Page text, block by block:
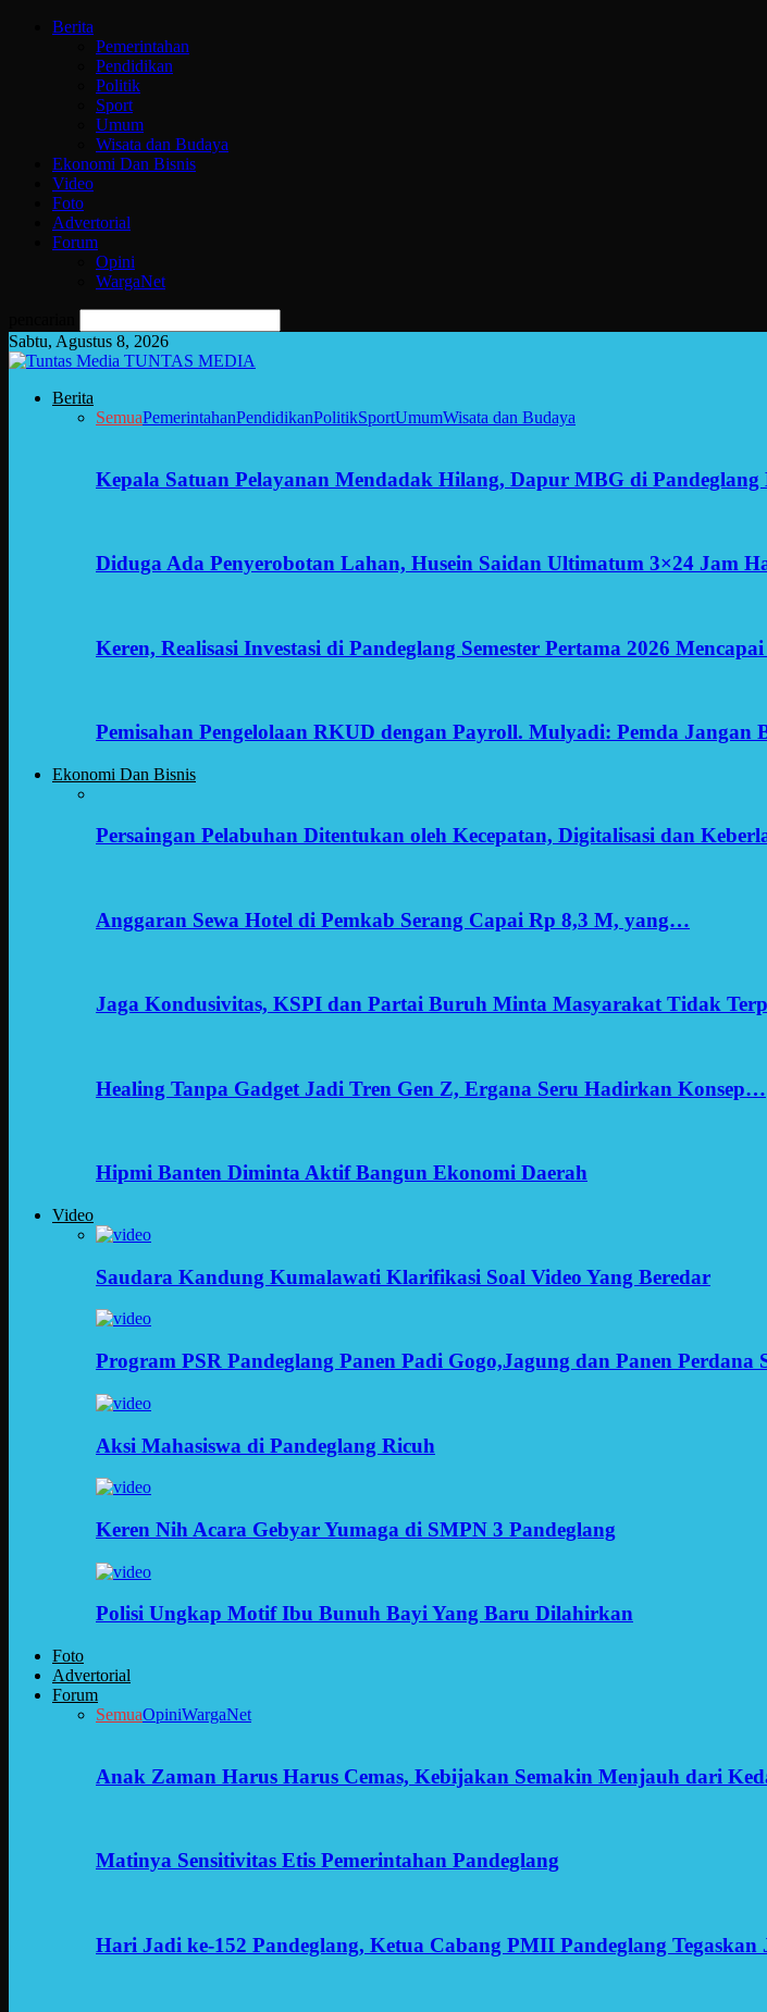
Berita
Pemerintahan
Pendidikan
Politik
Sport
Umum
Wisata dan Budaya
Ekonomi Dan Bisnis
Video
Foto
Advertorial
Forum
Opini
WargaNet
Sabtu, Agustus 8, 2026
TUNTAS MEDIA
Berita
SemuaPemerintahanPendidikanPolitikSportUmumWisata dan Budaya
Kepala Satuan Pelayanan Mendadak Hilang, Dapur MBG di Pandeglang
Diduga Ada Penyerobotan Lahan, Husein Saidan Ultimatum 3×24 Jam
Keren, Realisasi Investasi di Pandeglang Semester Pertama 2026
Pemisahan Pengelolaan RKUD dengan Payroll. Mulyadi: Pemda Jangan
Ekonomi Dan Bisnis
Persaingan Pelabuhan Ditentukan oleh Kecepatan, Digitalisasi dan
Anggaran Sewa Hotel di Pemkab Serang Capai Rp 8,3 M, yang…
Jaga Kondusivitas, KSPI dan Partai Buruh Minta Masyarakat Tidak
Healing Tanpa Gadget Jadi Tren Gen Z, Ergana Seru Hadirkan Konsep…
Hipmi Banten Diminta Aktif Bangun Ekonomi Daerah
Video
Saudara Kandung Kumalawati Klarifikasi Soal Video Yang Beredar
Program PSR Pandeglang Panen Padi Gogo,Jagung dan Panen
Aksi Mahasiswa di Pandeglang Ricuh
Keren Nih Acara Gebyar Yumaga di SMPN 3 Pandeglang
Polisi Ungkap Motif Ibu Bunuh Bayi Yang Baru Dilahirkan
Foto
Advertorial
Forum
SemuaOpiniWargaNet
Anak Zaman Harus Harus Cemas, Kebijakan Semakin Menjauh dari
Matinya Sensitivitas Etis Pemerintahan Pandeglang
Hari Jadi ke-152 Pandeglang, Ketua Cabang PMII Pandeglang